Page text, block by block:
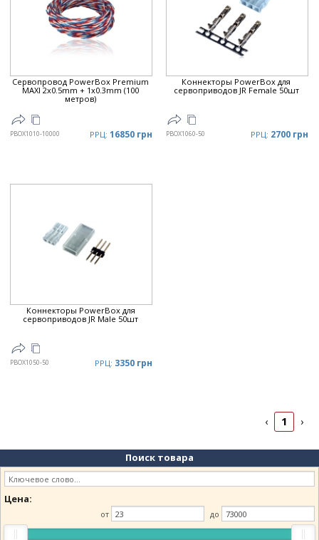
Цена ▲
▼
Сервопровод PowerBox Premium
MAXI 2x0.5mm + 1x0.3mm (100
метров)
PBOX1010-10000 РРЦ: 16850 грн
Коннекторы PowerBox для
сервоприводов JR Female 50шт
PBOX1060-50 РРЦ: 2700 грн
Коннекторы PowerBox для
сервоприводов JR Male 50шт
PBOX1050-50 РРЦ: 3350 грн
‹ 1 ›
Поиск товара
Цена:
от до